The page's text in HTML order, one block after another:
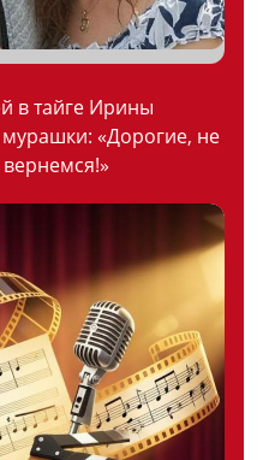
в тайге Ирины
«Дорогие, не